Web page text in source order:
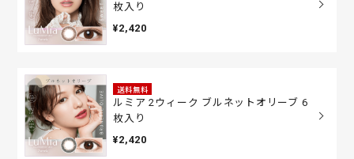
枚入り
¥2,420
送料無料
ルミア 2ウィーク ブルネットオリーブ 6
枚入り
¥2,420